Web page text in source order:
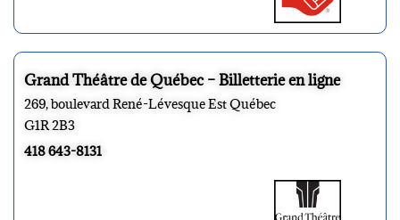
Grand Théâtre de Québec – Billetterie en ligne
269, boulevard René-Lévesque Est Québec
G1R 2B3
418 643-8131